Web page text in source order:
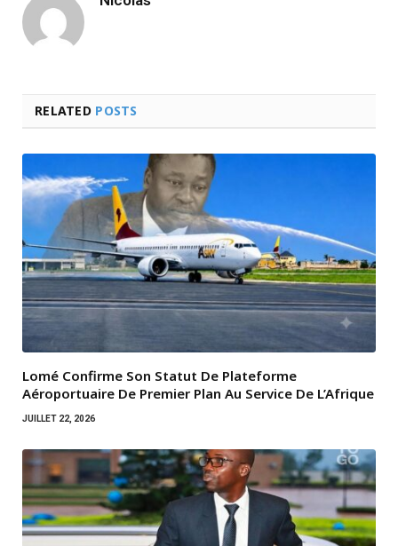
RELATED POSTS
Lomé Confirme Son Statut De Plateforme
Aéroportuaire De Premier Plan Au Service De L’Afrique
JUILLET 22, 2026